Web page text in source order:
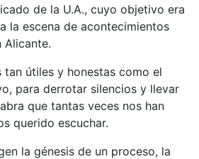
de la U.A., cuyo objetivo era
la escena de acontecimientos
Alicante.
tan útiles y honestas como el
para derrotar silencios y llevar
que tantas veces nos han
querido escuchar.
la génesis de un proceso, la